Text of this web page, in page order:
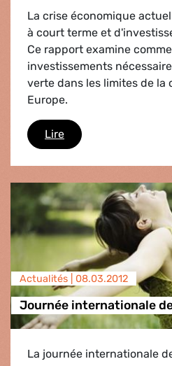
La crise économique
à court terme et
Ce rapport examine
investissements
verte dans les limites de la
Europe.
LireFinancer le Nouveau
Actualités | 08.03.2012
Journée internationale
La journée internationale